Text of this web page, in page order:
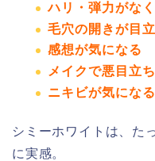
ハリ・弾力がな
毛穴の開きが目
感想が気になる
メイクで悪目立
ニキビが気にな
シミーホワイトは、た
に実感。